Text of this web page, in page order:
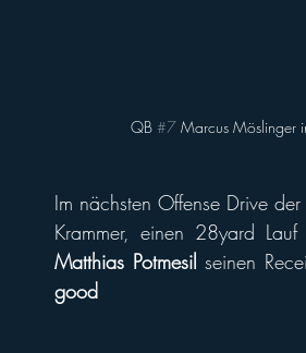
QB #7 Marcus Möslinger
Im nächsten Offense Drive
Krammer, einen 28yard
Matthias Potmesil seinen
good